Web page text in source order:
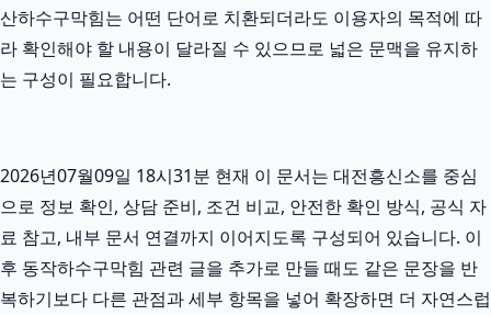
산하수구막힘는 어떤 단어로 치환되더라도 이용자의 목적에 따
라 확인해야 할 내용이 달라질 수 있으므로 넓은 문맥을 유지하
는 구성이 필요합니다.
2026년07월09일 18시31분 현재 이 문서는 대전흥신소를 중심
으로 정보 확인, 상담 준비, 조건 비교, 안전한 확인 방식, 공식 자
료 참고, 내부 문서 연결까지 이어지도록 구성되어 있습니다. 이
후 동작하수구막힘 관련 글을 추가로 만들 때도 같은 문장을 반
복하기보다 다른 관점과 세부 항목을 넣어 확장하면 더 자연스럽